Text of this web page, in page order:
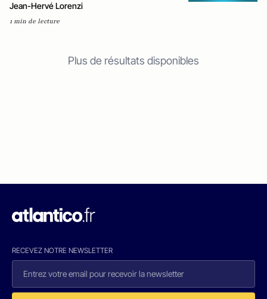
Jean-Hervé Lorenzi
1 min de lecture
Plus de résultats disponibles
RECEVEZ NOTRE NEWSLETTER